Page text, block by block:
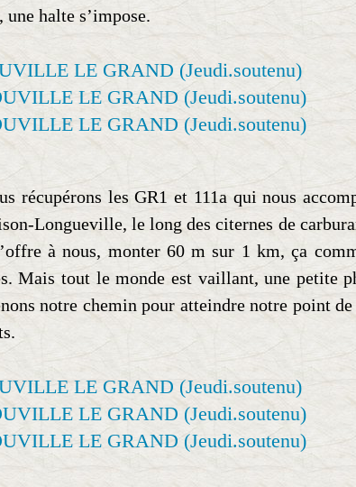
halte s’impose.
récupérons les GR1 et 111a qui nous
Longueville, le long des citernes de
à nous, monter 60 m sur 1 km, ça
Mais tout le monde est vaillant, une petite
notre chemin pour atteindre notre point de